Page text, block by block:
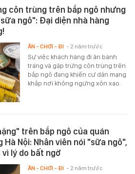
côn trùng trên bắp ngô nhưng
ngô": Đại diện nhà hàng
Sự việc khách hàng đi ăn bánh
tráng và gặp trứng côn trùng trên
bắp ngô đang khiến cư dân mạng
khắp nơi không ngừng xôn xao.
ĂN - CHƠI - ĐI - 2 năm trước
trên bắp ngô của quán
Nội: Nhân viên nói "sữa ngô",
lý do bất ngờ
ĂN - CHƠI - ĐI - 2 năm trước